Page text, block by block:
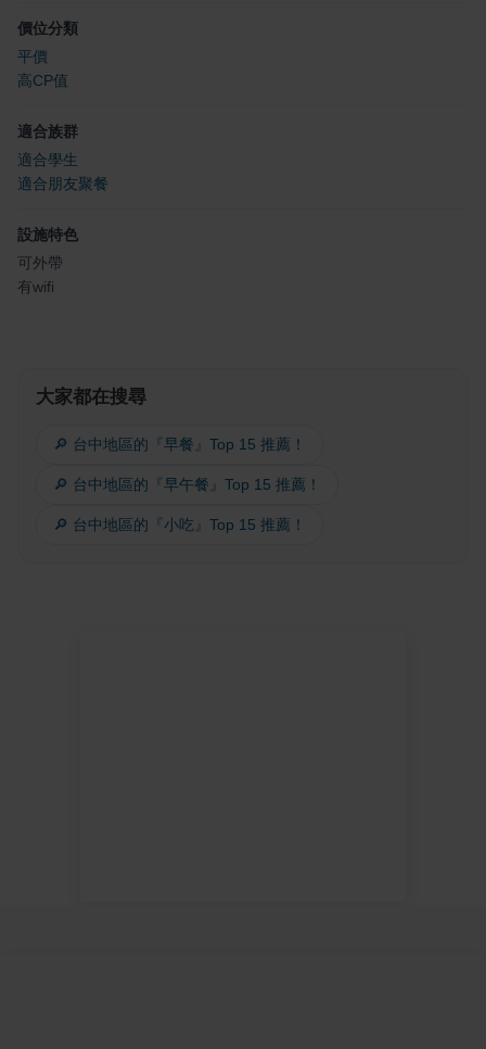
價位分類
平價
高CP值
適合族群
適合學生
適合朋友聚餐
設施特色
可外帶
有wifi
大家都在搜尋
🔎 台中地區的『早餐』Top 15 推薦！
🔎 台中地區的『早午餐』Top 15 推薦！
🔎 台中地區的『小吃』Top 15 推薦！